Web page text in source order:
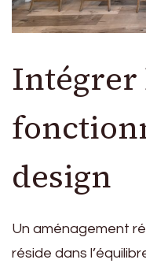
Intégrer
design
Un aménagement
réside dans